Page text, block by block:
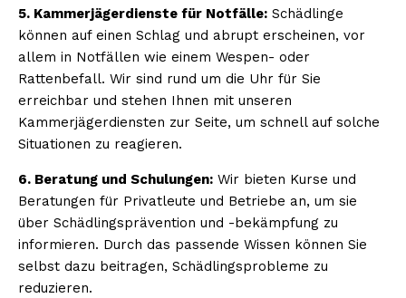
5. Kammerjägerdienste für Notfälle: Schädlinge
können auf einen Schlag und abrupt erscheinen, vor
allem in Notfällen wie einem Wespen- oder
Rattenbefall. Wir sind rund um die Uhr für Sie
erreichbar und stehen Ihnen mit unseren
Kammerjägerdiensten zur Seite, um schnell auf solche
Situationen zu reagieren.
6. Beratung und Schulungen: Wir bieten Kurse und
Beratungen für Privatleute und Betriebe an, um sie
über Schädlingsprävention und -bekämpfung zu
informieren. Durch das passende Wissen können Sie
selbst dazu beitragen, Schädlingsprobleme zu
reduzieren.